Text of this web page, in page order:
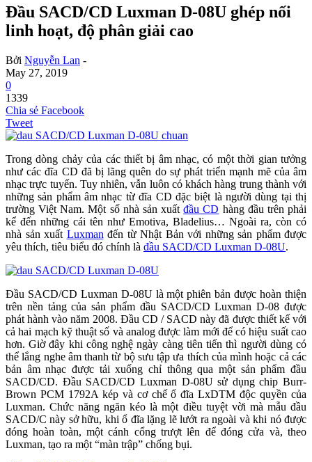
Đầu SACD/CD Luxman D-08U ghép nối
linh hoạt, độ phân giải cao
Bởi Nguyễn Lan -
May 27, 2019
0
1339
Chia sẻ Facebook
Tweet
Trong dòng chảy của các thiết bị âm nhạc, có một thời gian tưởng
như các đĩa CD đã bị lãng quên do sự phát triển mạnh mẽ của âm
nhạc trực tuyến. Tuy nhiên, vẫn luôn có khách hàng trung thành với
những sản phẩm âm nhạc từ đĩa CD đặc biệt là người dùng tại thị
trường Việt Nam. Một số nhà sản xuấtđầu CD hàng đầu trên phải
kể đến những cái tên như Emotiva, Bladelius… Ngoài ra, còn có
nhà sản xuất Luxman đến từ Nhật Bản với những sản phẩm được
yêu thích, tiêu biểu đó chính là đầu SACD/CD Luxman D-08U.
Đầu SACD/CD Luxman D-08U là một phiên bản được hoàn thiện
trên nền tảng của sản phẩm đầu SACD/CD Luxman D-08 được
phát hành vào năm 2008. Đầu CD / SACD này đã được thiết kế với
cả hai mạch kỹ thuật số và analog được làm mới để có hiệu suất cao
hơn. Giờ đây khi công nghệ ngày càng tiên tiến thì người dùng có
thể lắng nghe âm thanh từ bộ sưu tập ưa thích của mình hoặc cả các
bản âm nhạc được tải xuống chỉ thông qua một sản phẩm đầu
SACD/CD. Đầu SACD/CD Luxman D-08U sử dụng chip Burr-
Brown PCM 1792A kép và cơ chế ổ đĩa LxDTM độc quyền của
Luxman. Chức năng ngăn kéo là một điều tuyệt vời mà mẫu đầu
SACD/C này sở hữu, khi ổ đĩa lặng lẽ lướt ra ngoài và khi nó được
đóng hoàn toàn, một cánh cổng trượt lên để đóng cửa và, theo
Luxman, tạo ra một “màn trập” chống bụi.